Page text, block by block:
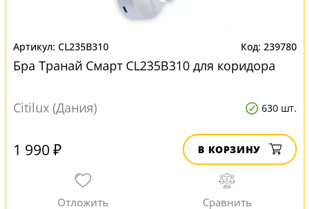
CL235B310 239780
Бра Транай Смарт CL235B310 для коридора
Citilux (Дания) 630 шт.
1 990 ₽ В КОРЗИНУ